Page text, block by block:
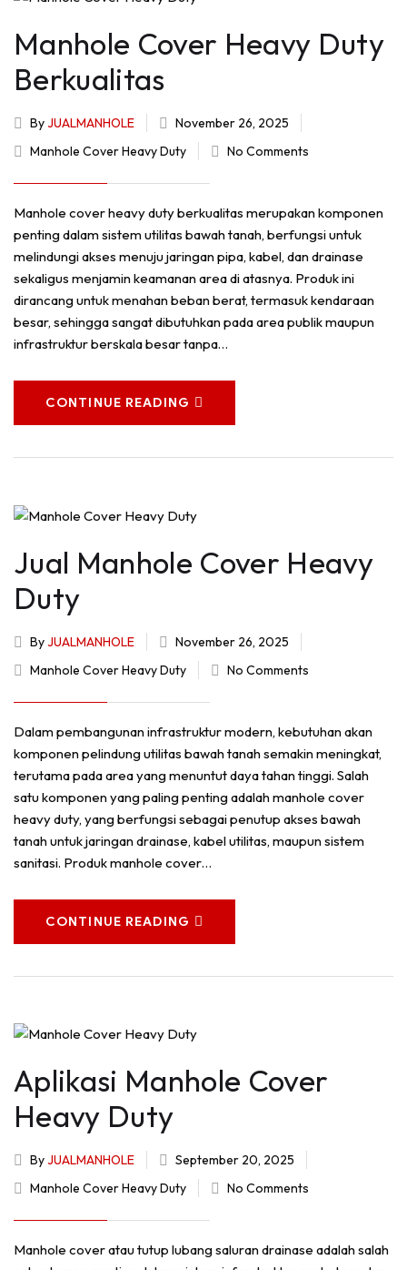
Manhole Cover Heavy Duty
Berkualitas
ByJUALMANHOLE
November 26, 2025
Manhole Cover Heavy Duty
No Comments
Manhole cover heavy duty berkualitas merupakan komponen
penting dalam sistem utilitas bawah tanah, berfungsi untuk
melindungi akses menuju jaringan pipa, kabel, dan drainase
sekaligus menjamin keamanan area di atasnya. Produk ini
dirancang untuk menahan beban berat, termasuk kendaraan
besar, sehingga sangat dibutuhkan pada area publik maupun
infrastruktur berskala besar tanpa…
CONTINUE READING
Jual Manhole Cover Heavy
Duty
ByJUALMANHOLE
November 26, 2025
Manhole Cover Heavy Duty
No Comments
Dalam pembangunan infrastruktur modern, kebutuhan akan
komponen pelindung utilitas bawah tanah semakin meningkat,
terutama pada area yang menuntut daya tahan tinggi. Salah
satu komponen yang paling penting adalah manhole cover
heavy duty, yang berfungsi sebagai penutup akses bawah
tanah untuk jaringan drainase, kabel utilitas, maupun sistem
sanitasi. Produk manhole cover…
CONTINUE READING
Aplikasi Manhole Cover
Heavy Duty
ByJUALMANHOLE
September 20, 2025
Manhole Cover Heavy Duty
No Comments
Manhole cover atau tutup lubang saluran drainase adalah salah